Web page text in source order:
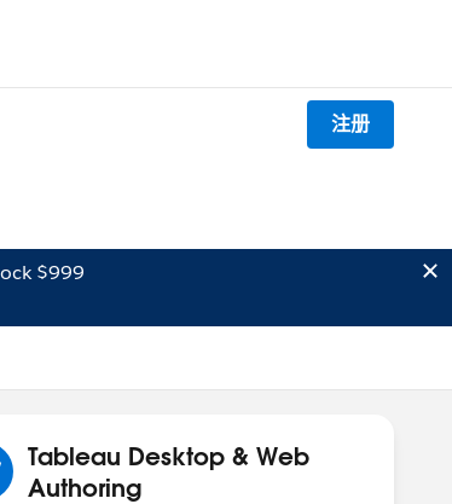
注册
$999
Tableau Desktop & Web
Authoring